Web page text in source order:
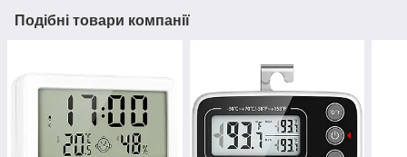
Подібні товари компанії